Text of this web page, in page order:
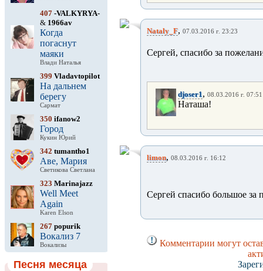
407 -VALKYRYA-
& 1966av
Когда
погаснут
маяки
Влади Наталья
399 Vladavtopilot
На дальнем
берегу
Сармат
350 ifanow2
Город
Кукин Юрий
342 tumantho1
Аве, Мария
Светикова Светлана
323 Marinajazz
Well Meet
Again
Karen Elson
267 popurik
Вокализ 7
Вокализы
Песня месяца
Nataly_F, 07.03.2016 г. 23:23
Сергей, спасибо за
djoser1, 08.03.2016 г. 07:51
Наташа!
limon, 08.03.2016 г. 16:12
Сергей спасибо большое за
Комментарии могут